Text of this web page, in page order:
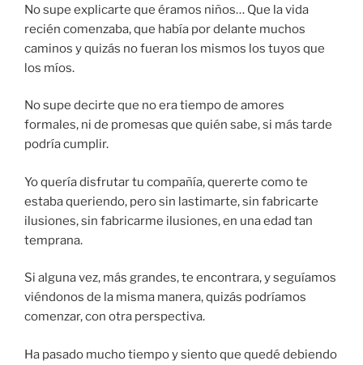
No supe explicarte que éramos niños… Que la vida
recién comenzaba, que había por delante muchos
caminos y quizás no fueran los mismos los tuyos que
los míos.
No supe decirte que no era tiempo de amores
formales, ni de promesas que quién sabe, si más tarde
podría cumplir.
Yo quería disfrutar tu compañía, quererte como te
estaba queriendo, pero sin lastimarte, sin fabricarte
ilusiones, sin fabricarme ilusiones, en una edad tan
temprana.
Si alguna vez, más grandes, te encontrara, y seguíamos
viéndonos de la misma manera, quizás podríamos
comenzar, con otra perspectiva.
Ha pasado mucho tiempo y siento que quedé debiendo